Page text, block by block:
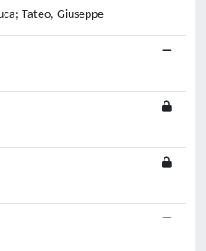
Tateo, Giuseppe